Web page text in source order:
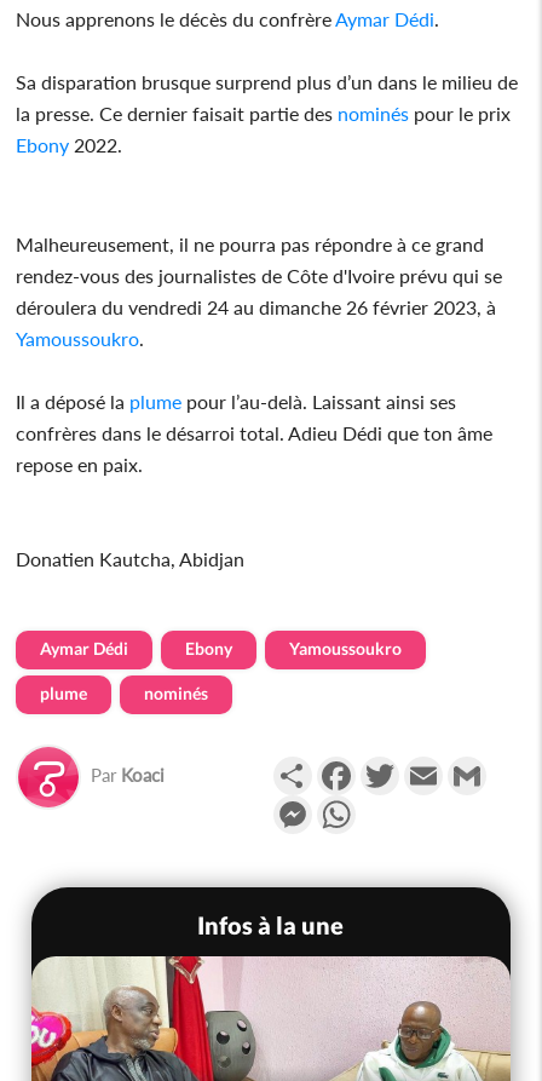
Nous apprenons le décès du confrère Aymar Dédi
Sa disparation brusque surprend plus d’un dans le milieu de
la presse. Ce dernier faisait partie des nominés pour le prix
Ebony 2022.
Malheureusement, il ne pourra pas répondre à ce grand
rendez-vous des journalistes de Côte d'Ivoire prévu qui se
déroulera du vendredi 24 au dimanche 26 février 2023, à
Yamoussoukro
Il a déposé la plume pour l’au-delà. Laissant ainsi ses
confrères dans le désarroi total. Adieu Dédi que ton âme
repose en paix.
Donatien Kautcha, Abidjan
Aymar Dédi Ebony Yamoussoukro
plume nominés
Par Koaci PartagerFacebookTwitterEmail
Messenger
Infos à la une